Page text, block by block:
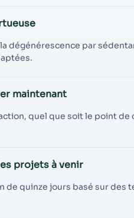
dégénérescence par
maintenant
quel que soit le point
projets à venir
quinze jours basé sur des